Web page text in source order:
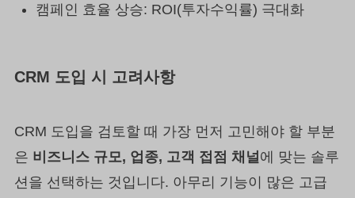
캠페인 효율 상승: ROI(투자수익률) 극대화
CRM 도입 시 고려사항
CRM 도입을 검토할 때 가장 먼저 고민해야 할 부분
은 비즈니스 규모, 업종, 고객 접점 채널에 맞는 솔루
션을 선택하는 것입니다. 아무리 기능이 많은 고급